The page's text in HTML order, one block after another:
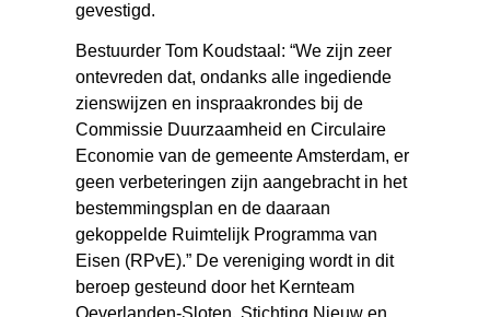
gevestigd.
Bestuurder Tom Koudstaal: “We zijn zeer
ontevreden dat, ondanks alle ingediende
zienswijzen en inspraakrondes bij de
Commissie Duurzaamheid en Circulaire
Economie van de gemeente Amsterdam, er
geen verbeteringen zijn aangebracht in het
bestemmingsplan en de daaraan
gekoppelde Ruimtelijk Programma van
Eisen (RPvE).” De vereniging wordt in dit
beroep gesteund door het Kernteam
Oeverlanden-Sloten, Stichting Nieuw en